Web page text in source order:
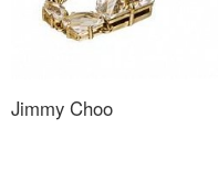
Jimmy Choo